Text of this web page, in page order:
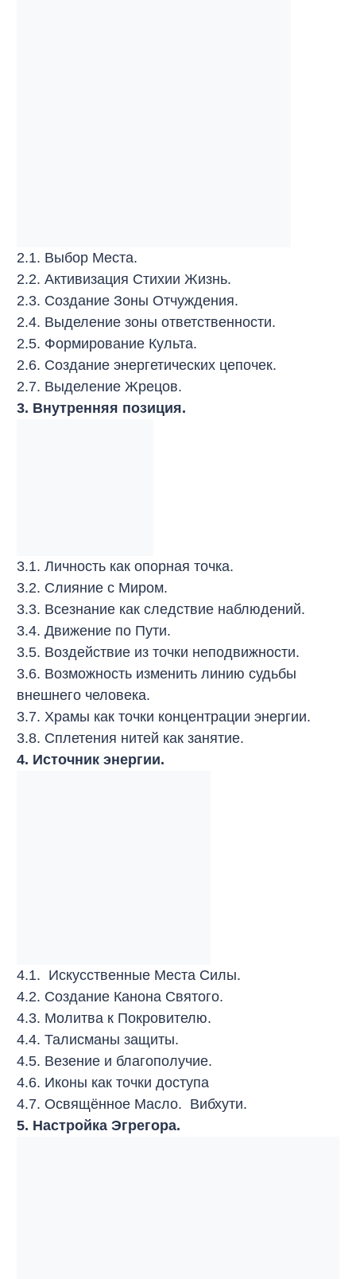
2.1. Выбор Места.
2.2. Активизация Стихии Жизнь.
2.3. Создание Зоны Отчуждения.
2.4. Выделение зоны ответственности.
2.5. Формирование Культа.
2.6. Создание энергетических цепочек.
2.7. Выделение Жрецов.
3. Внутренняя позиция.
3.1. Личность как опорная точка.
3.2. Слияние с Миром.
3.3. Всезнание как следствие наблюдений.
3.4. Движение по Пути.
3.5. Воздействие из точки неподвижности.
3.6. Возможность изменить линию судьбы
внешнего человека.
3.7. Храмы как точки концентрации энергии.
3.8. Сплетения нитей как занятие.
4. Источник энергии.
4.1. Искусственные Места Силы.
4.2. Создание Канона Святого.
4.3. Молитва к Покровителю.
4.4. Талисманы защиты.
4.5. Везение и благополучие.
4.6. Иконы как точки доступа
4.7. Освящённое Масло. Вибхути.
5. Настройка Эгрегора.